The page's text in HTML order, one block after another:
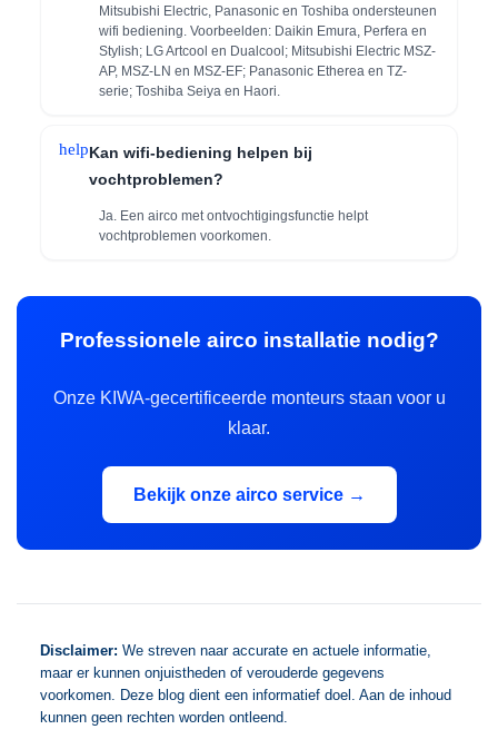
Mitsubishi Electric, Panasonic en Toshiba ondersteunen
wifi bediening. Voorbeelden: Daikin Emura, Perfera en
Stylish; LG Artcool en Dualcool; Mitsubishi Electric MSZ-
AP, MSZ-LN en MSZ-EF; Panasonic Etherea en TZ-
serie; Toshiba Seiya en Haori.
helpKan wifi-bediening helpen bij
vochtproblemen?
Ja. Een airco met ontvochtigingsfunctie helpt
vochtproblemen voorkomen.
Professionele airco installatie nodig?
Onze KIWA-gecertificeerde monteurs staan voor u
klaar.
Bekijk onze airco service →
Disclaimer: We streven naar accurate en actuele informatie,
maar er kunnen onjuistheden of verouderde gegevens
voorkomen. Deze blog dient een informatief doel. Aan de inhoud
kunnen geen rechten worden ontleend.